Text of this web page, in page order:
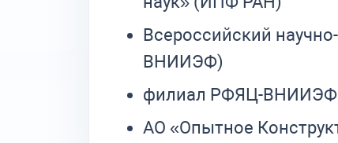
Всероссийский
ВНИИЭФ)
филиал РФЯЦ-ВНИИЭФ
АО «Опытное